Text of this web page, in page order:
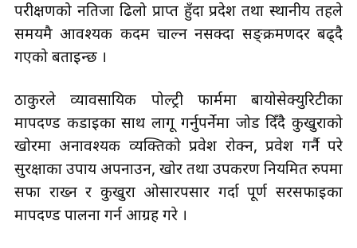
परीक्षणको नतिजा ढिलो प्राप्त हुँदा प्रदेश तथा स्थानीय तहले
समयमै आवश्यक कदम चाल्न नसक्दा सङ्क्रमणदर बढ्दै
गएको बताइन्छ ।
ठाकुरले व्यावसायिक पोल्ट्री फार्ममा बायोसेक्युरिटीका
मापदण्ड कडाइका साथ लागू गर्नुपर्नेमा जोड दिँदै कुखुराको
खोरमा अनावश्यक व्यक्तिको प्रवेश रोक्न, प्रवेश गर्नै परे
सुरक्षाका उपाय अपनाउन, खोर तथा उपकरण नियमित रुपमा
सफा राख्न र कुखुरा ओसारपसार गर्दा पूर्ण सरसफाइका
मापदण्ड पालना गर्न आग्रह गरे ।